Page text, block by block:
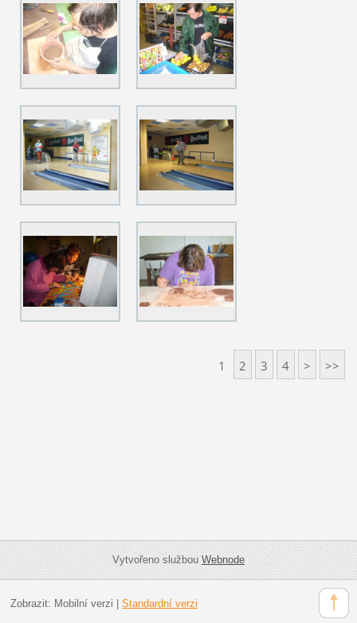
1 2 3 4 > >>
Vytvořeno službouWebnode
Zobrazit: Mobilní verzi Standardní verzi